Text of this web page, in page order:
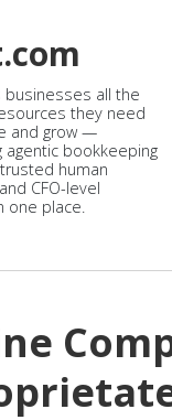
businesses all the
they need
and grow —
agentic bookkeeping
human
CFO-level
one place.